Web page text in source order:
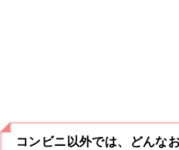
コンビニ以外では、どんな